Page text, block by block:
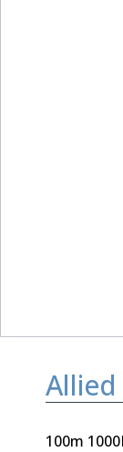
Allied
100m